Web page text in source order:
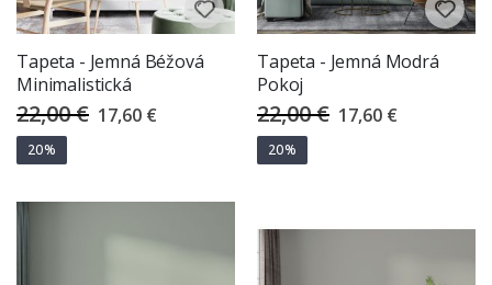
Tapeta - Jemná Béžová
Minimalistická
22,00 € Special
Price
17,60 €
20%
Tapeta - Jemná Modrá
Pokoj
22,00 € Special
Price
17,60 €
20%